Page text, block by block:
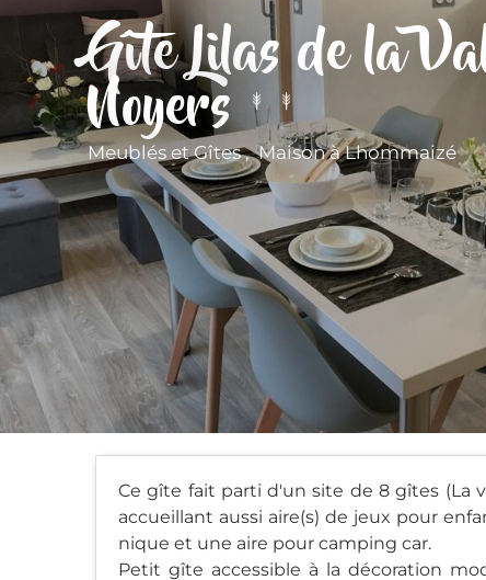
Gîte Lilas de la
Noyers
Meublés et Gîtes , Maisonà Lhommaizé
Ce gîte fait parti d'un site de 8 gîtes (La
accueillant aussi aire(s) de jeux pour
nique et une aire pour camping car.
Petit gîte accessible à la décoration